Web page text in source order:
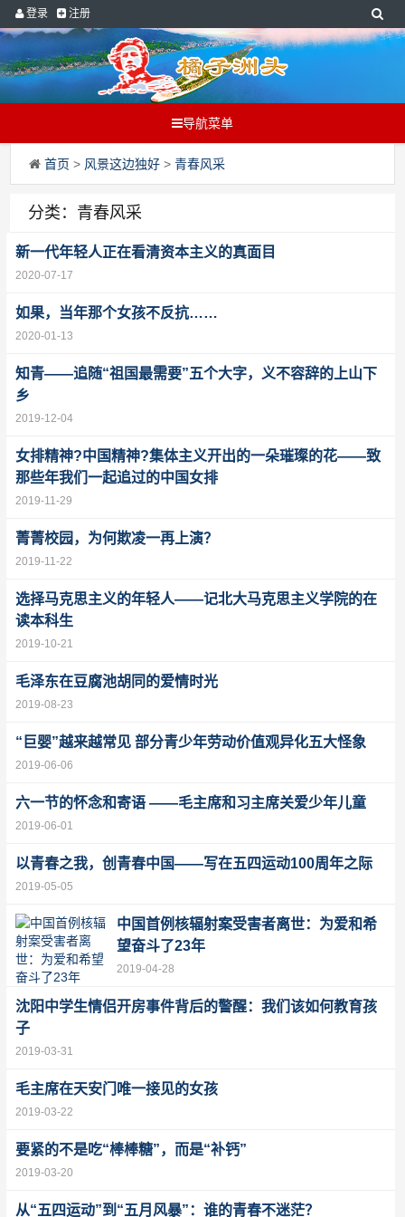
登录 注册
导航菜单
首页 > 风景这边独好 >青春风采
分类：青春风采
新一代年轻人正在看清资本主义的真面目
2020-07-17
如果，当年那个女孩不反抗……
2020-01-13
知青——追随“祖国最需要”五个大字，义不容辞的上山下
乡
2019-12-04
女排精神?中国精神?集体主义开出的一朵璀璨的花——致
那些年我们一起追过的中国女排
2019-11-29
菁菁校园，为何欺凌一再上演？
2019-11-22
选择马克思主义的年轻人——记北大马克思主义学院的在
读本科生
2019-10-21
毛泽东在豆腐池胡同的爱情时光
2019-08-23
“巨婴”越来越常见 部分青少年劳动价值观异化五大怪象
2019-06-06
六一节的怀念和寄语 ——毛主席和习主席关爱少年儿童
2019-06-01
以青春之我，创青春中国——写在五四运动100周年之际
2019-05-05
中国首例核辐射案受害者离世：为爱和希
望奋斗了23年
2019-04-28
沈阳中学生情侣开房事件背后的警醒：我们该如何教育孩
子
2019-03-31
毛主席在天安门唯一接见的女孩
2019-03-22
要紧的不是吃“棒棒糖”，而是“补钙”
2019-03-20
从“五四运动”到“五月风暴”：谁的青春不迷茫？